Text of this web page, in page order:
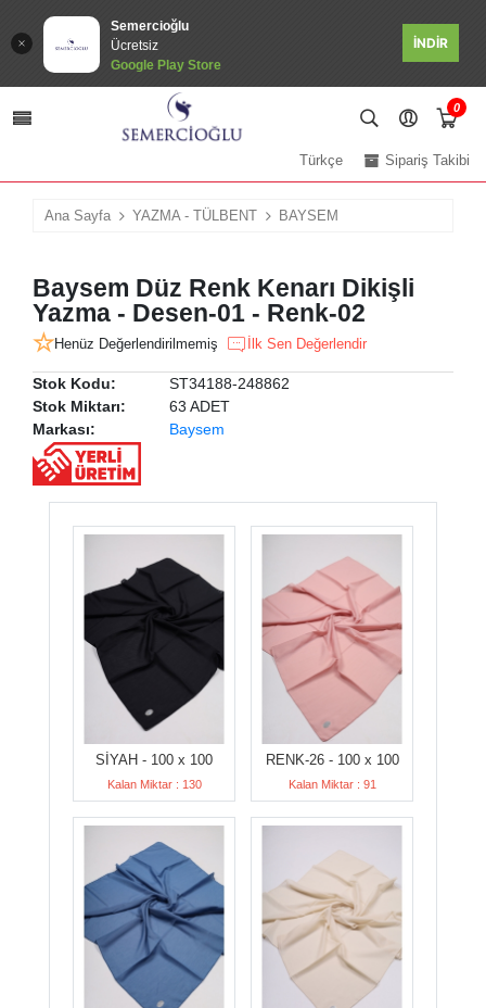
Semercioğlu
Ücretsiz
Google Play Store
İNDİR
0
Sipariş Takibi
Türkçe
Ana Sayfa YAZMA - TÜLBENT BAYSEM
Baysem Düz Renk Kenarı Dikişli
Yazma - Desen-01 - Renk-02
Henüz Değerlendirilmemiş İlk Sen Değerlendir
Stok Kodu:
ST34188-248862
Stok Miktarı:
63 ADET
Markası:
Baysem
SİYAH - 100 x 100
Kalan Miktar : 130
RENK-26 - 100 x 100
Kalan Miktar : 91